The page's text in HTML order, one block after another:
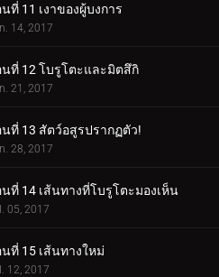
ที่ 11 เงาของผู้บงการ
14, 2017
นที่ 12 โบรูโตะและมิตสึกิ
21, 2017
ที่ 13 สัตว์อสูรปรากฏตัว!
28, 2017
ที่ 14 เส้นทางที่โบรูโตะมองเห็น
05, 2017
ที่ 15 เส้นทางใหม่
12, 2017